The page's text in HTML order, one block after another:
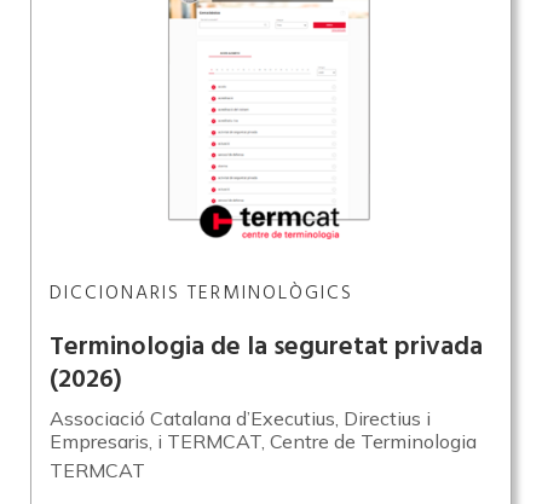
DICCIONARIS TERMINOLÒGICS
Terminologia de la seguretat privada
(2026)
Associació Catalana d’Executius, Directius i
Empresaris, i TERMCAT, Centre de Terminologia
TERMCAT